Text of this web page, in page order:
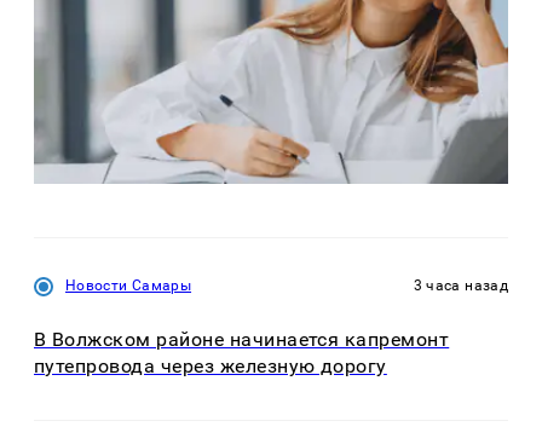
Новости Самары 3 часа назад
В Волжском районе начинается капремонт
путепровода через железную дорогу